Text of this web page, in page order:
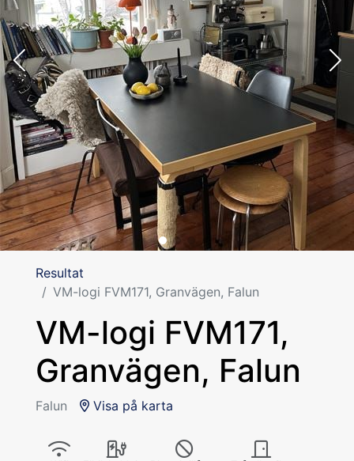
Resultat
VM-logi FVM171, Granvägen, Falun
VM-logi FVM171,
Granvägen, Falun
Falun Visa på karta